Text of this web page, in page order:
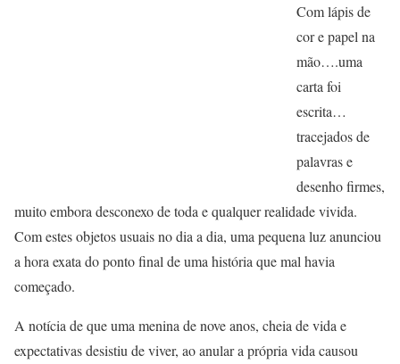
Com lápis de
cor e papel na
mão….uma
carta foi
escrita…
tracejados de
palavras e
desenho firmes,
muito embora desconexo de toda e qualquer realidade vivida.
Com estes objetos usuais no dia a dia, uma pequena luz anunciou
a hora exata do ponto final de uma história que mal havia
começado.
A notícia de que uma menina de nove anos, cheia de vida e
expectativas desistiu de viver, ao anular a própria vida causou